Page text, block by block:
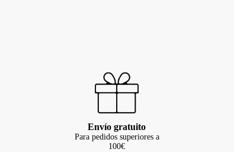
Envío gratuito
Para pedidos superiores a
100€